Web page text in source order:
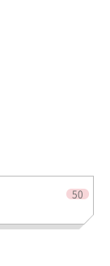
50